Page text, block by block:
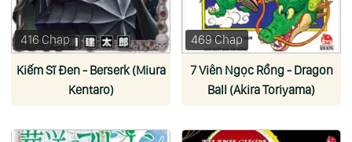
416 Chap
Kiếm Sĩ Đen - Berserk (Miura
Kentaro)
469 Chap
7 Viên Ngọc Rồng - Dragon
Ball (Akira Toriyama)